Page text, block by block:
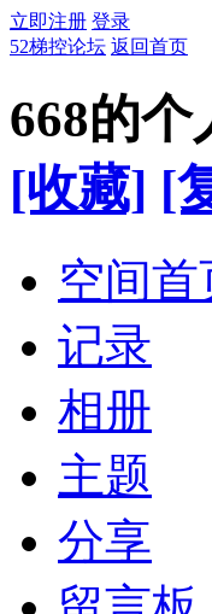
立即注册 登录
52梯控论坛 返回首页
668的个
[收藏] [
空间首
记录
相册
主题
分享